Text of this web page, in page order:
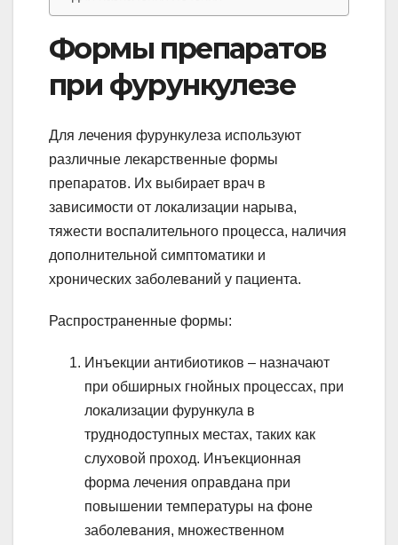
Формы препаратов
при фурункулезе
Для лечения фурункулеза используют
различные лекарственные формы
препаратов. Их выбирает врач в
зависимости от локализации нарыва,
тяжести воспалительного процесса, наличия
дополнительной симптоматики и
хронических заболеваний у пациента.
Распространенные формы:
Инъекции антибиотиков – назначают
при обширных гнойных процессах, при
локализации фурункула в
труднодоступных местах, таких как
слуховой проход. Инъекционная
форма лечения оправдана при
повышении температуры на фоне
заболевания, множественном